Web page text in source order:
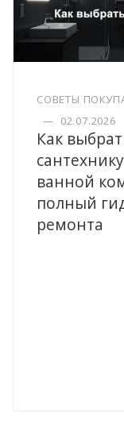
СОВЕТЫ
— 02.07.2026
Как
ванной
полный
ремонта